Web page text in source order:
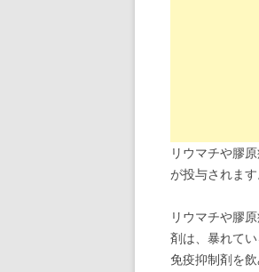
リウマチや膠
が投与されま
リウマチや膠
剤は、暴れて
免疫抑制剤を